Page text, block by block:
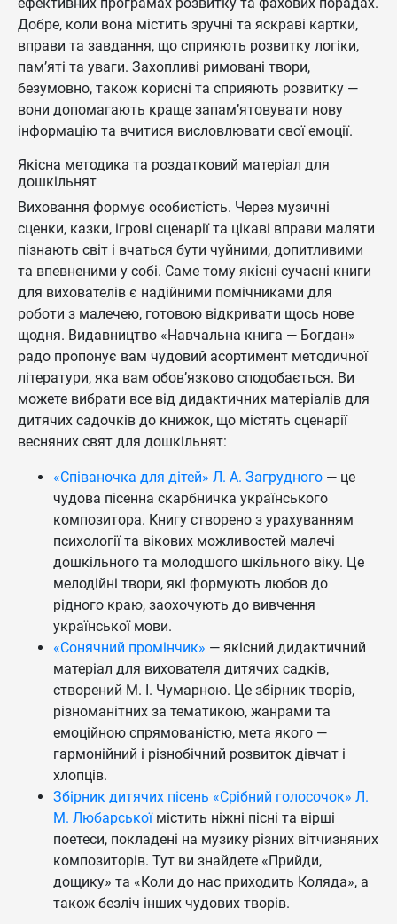
Добре, коли вона містить зручні та яскраві картки,
вправи та завдання, що сприяють розвитку логіки,
пам’яті та уваги. Захопливі римовані твори,
безумовно, також корисні та сприяють розвитку —
вони допомагають краще запам’ятовувати нову
інформацію та вчитися висловлювати свої емоції.
Якісна методика та роздатковий матеріал для
дошкільнят
Виховання формує особистість. Через музичні
сценки, казки, ігрові сценарії та цікаві вправи маляти
пізнають світ і вчаться бути чуйними, допитливими
та впевненими у собі. Саме тому якісні сучасні книги
для вихователів є надійними помічниками для
роботи з малечею, готовою відкривати щось нове
щодня. Видавництво «Навчальна книга — Богдан»
радо пропонує вам чудовий асортимент методичної
літератури, яка вам обов’язково сподобається. Ви
можете вибрати все від дидактичних матеріалів для
дитячих садочків до книжок, що містять сценарії
весняних свят для дошкільнят:
«Співаночка для дітей» Л. А. Загрудного — це
чудова пісенна скарбничка українського
композитора. Книгу створено з урахуванням
психології та вікових можливостей малечі
дошкільного та молодшого шкільного віку. Це
мелодійні твори, які формують любов до
рідного краю, заохочують до вивчення
української мови.
«Сонячний промінчик» — якісний дидактичний
матеріал для вихователя дитячих садків,
створений М. І. Чумарною. Це збірник творів,
різноманітних за тематикою, жанрами та
емоційною спрямованістю, мета якого —
гармонійний і різнобічний розвиток дівчат і
хлопців.
Збірник дитячих пісень «Срібний голосочок» Л.
М. Любарськоїмістить ніжні пісні та вірші
поетеси, покладені на музику різних вітчизняних
композиторів. Тут ви знайдете «Прийди,
дощику» та «Коли до нас приходить Коляда», а
також безліч інших чудових творів.